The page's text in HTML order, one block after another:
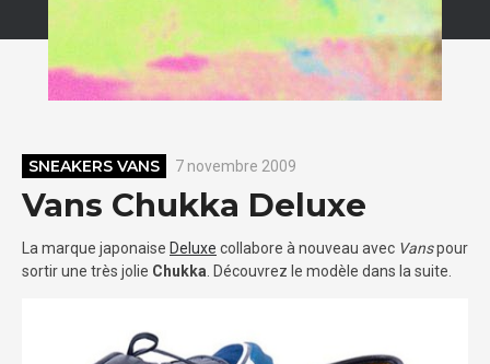
SNEAKERS VANS 7 novembre 2009
Vans Chukka Deluxe
La marque japonaise Deluxe collabore à nouveau avec Vanspour
sortir une très jolie Chukka . Découvrez le modèle dans la suite.